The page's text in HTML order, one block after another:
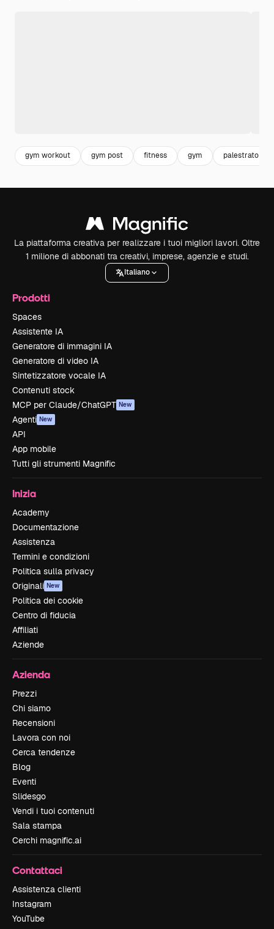
gym workout gym post fitness gym palestrato
La piattaforma creativa per realizzare i tuoi migliori lavori. Oltre
1 milione di abbonati tra creativi, imprese, agenzie e studi.
Italiano
Prodotti
Spaces
Assistente IA
Generatore di immagini IA
Generatore di video IA
Sintetizzatore vocale IA
Contenuti stock
MCP per Claude/ChatGPT New
Agenti New
API
App mobile
Tutti gli strumenti Magnific
Inizia
Academy
Documentazione
Assistenza
Termini e condizioni
Politica sulla privacy
Originali New
Politica dei cookie
Centro di fiducia
Affiliati
Aziende
Azienda
Prezzi
Chi siamo
Recensioni
Lavora con noi
Cerca tendenze
Blog
Eventi
Slidesgo
Vendi i tuoi contenuti
Sala stampa
Cerchi magnific.ai
Contattaci
Assistenza clienti
Instagram
YouTube